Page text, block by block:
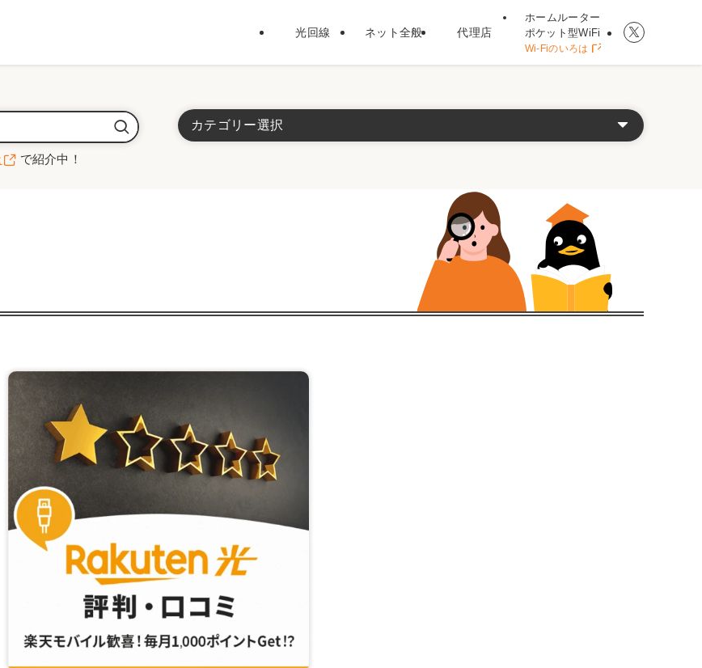
光回線 ネット全般 代理店
ホームルーター
ポケット型WiFi
Wi-Fiのいろは
で紹介中！
カテゴリー選択
ホームルーター / ポケット型WiFi